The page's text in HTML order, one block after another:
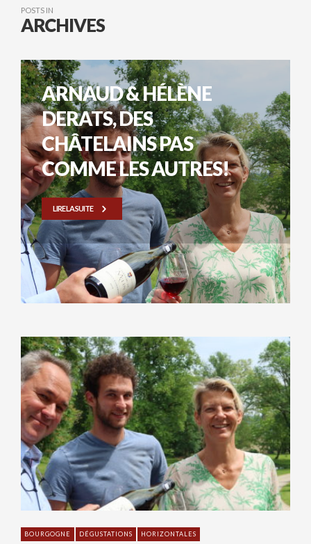
POSTS IN
ARCHIVES
ARNAUD & HÉLÈNE
DERATS, DES
CHÂTELAINS PAS
COMME LES AUTRES!
LIRE LA SUITE
BOURGOGNE DÉGUSTATIONS HORIZONTALES